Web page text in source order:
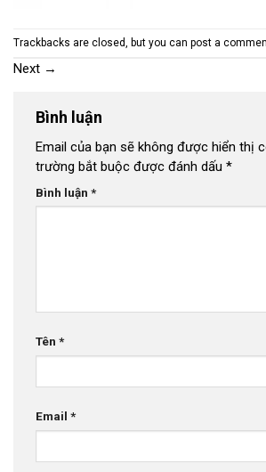
Trackbacks are closed, but you can post a
Next →
Bình luận
Email của bạn sẽ không được hiển thị
trường bắt buộc được đánh dấu *
Bình luận *
Tên *
Email *